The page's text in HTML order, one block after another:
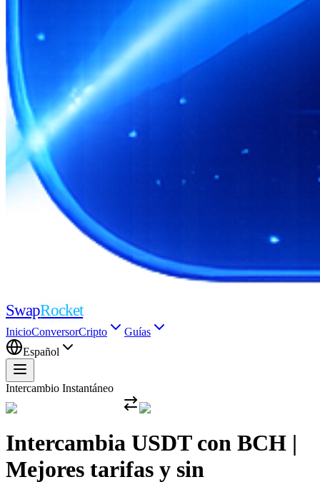
SwapRocket
InicioConversorCripto
Guías
Español
Intercambio Instantáneo
Intercambia USDT con BCH |
Mejores tarifas y sin